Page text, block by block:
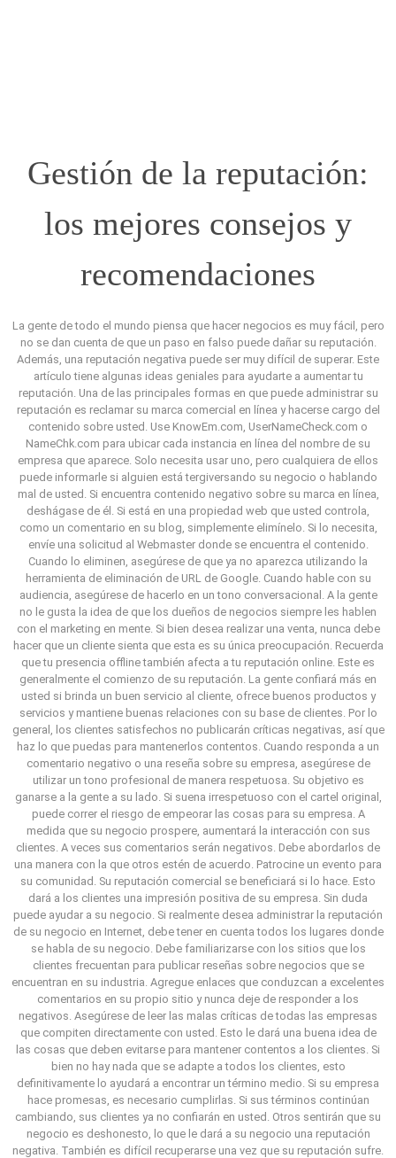
Gestión de la reputación:
los mejores consejos y
recomendaciones
La gente de todo el mundo piensa que hacer negocios es muy fácil, pero
no se dan cuenta de que un paso en falso puede dañar su reputación.
Además, una reputación negativa puede ser muy difícil de superar. Este
artículo tiene algunas ideas geniales para ayudarte a aumentar tu
reputación. Una de las principales formas en que puede administrar su
reputación es reclamar su marca comercial en línea y hacerse cargo del
contenido sobre usted. Use KnowEm.com, UserNameCheck.com o
NameChk.com para ubicar cada instancia en línea del nombre de su
empresa que aparece. Solo necesita usar uno, pero cualquiera de ellos
puede informarle si alguien está tergiversando su negocio o hablando
mal de usted. Si encuentra contenido negativo sobre su marca en línea,
deshágase de él. Si está en una propiedad web que usted controla,
como un comentario en su blog, simplemente elimínelo. Si lo necesita,
envíe una solicitud al Webmaster donde se encuentra el contenido.
Cuando lo eliminen, asegúrese de que ya no aparezca utilizando la
herramienta de eliminación de URL de Google. Cuando hable con su
audiencia, asegúrese de hacerlo en un tono conversacional. A la gente
no le gusta la idea de que los dueños de negocios siempre les hablen
con el marketing en mente. Si bien desea realizar una venta, nunca debe
hacer que un cliente sienta que esta es su única preocupación. Recuerda
que tu presencia offline también afecta a tu reputación online. Este es
generalmente el comienzo de su reputación. La gente confiará más en
usted si brinda un buen servicio al cliente, ofrece buenos productos y
servicios y mantiene buenas relaciones con su base de clientes. Por lo
general, los clientes satisfechos no publicarán críticas negativas, así que
haz lo que puedas para mantenerlos contentos. Cuando responda a un
comentario negativo o una reseña sobre su empresa, asegúrese de
utilizar un tono profesional de manera respetuosa. Su objetivo es
ganarse a la gente a su lado. Si suena irrespetuoso con el cartel original,
puede correr el riesgo de empeorar las cosas para su empresa. A
medida que su negocio prospere, aumentará la interacción con sus
clientes. A veces sus comentarios serán negativos. Debe abordarlos de
una manera con la que otros estén de acuerdo. Patrocine un evento para
su comunidad. Su reputación comercial se beneficiará si lo hace. Esto
dará a los clientes una impresión positiva de su empresa. Sin duda
puede ayudar a su negocio. Si realmente desea administrar la reputación
de su negocio en Internet, debe tener en cuenta todos los lugares donde
se habla de su negocio. Debe familiarizarse con los sitios que los
clientes frecuentan para publicar reseñas sobre negocios que se
encuentran en su industria. Agregue enlaces que conduzcan a excelentes
comentarios en su propio sitio y nunca deje de responder a los
negativos. Asegúrese de leer las malas críticas de todas las empresas
que compiten directamente con usted. Esto le dará una buena idea de
las cosas que deben evitarse para mantener contentos a los clientes. Si
bien no hay nada que se adapte a todos los clientes, esto
definitivamente lo ayudará a encontrar un término medio. Si su empresa
hace promesas, es necesario cumplirlas. Si sus términos continúan
cambiando, sus clientes ya no confiarán en usted. Otros sentirán que su
negocio es deshonesto, lo que le dará a su negocio una reputación
negativa. También es difícil recuperarse una vez que su reputación sufre.